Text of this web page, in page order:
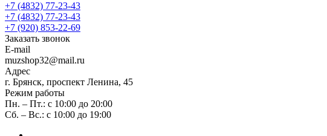
+7 (4832) 77-23-43
+7 (4832) 77-23-43
+7 (920) 853-22-69
Заказать звонок
E-mail
muzshop32@mail.ru
Адрес
г. Брянск, проспект Ленина, 45
Режим работы
Пн. – Пт.: с 10:00 до 20:00
Сб. – Вс.: с 10:00 до 19:00